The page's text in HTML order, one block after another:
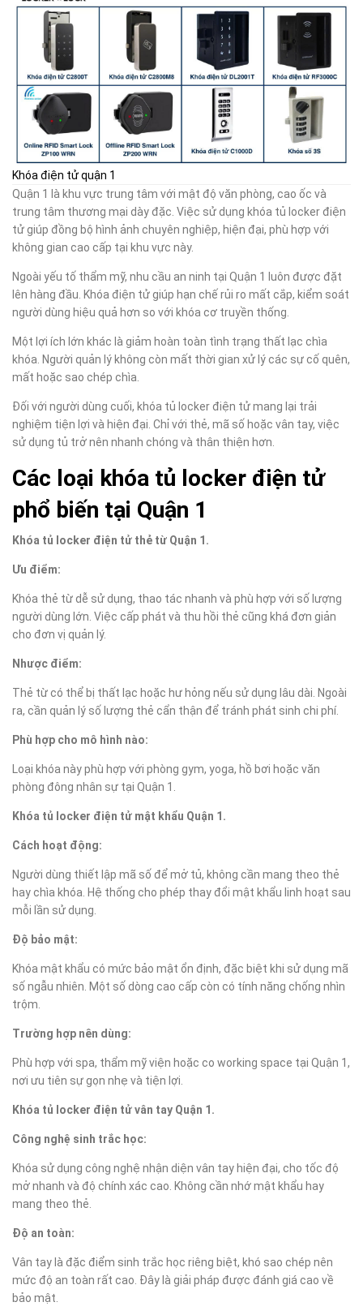
Khóa điện tử quận 1
Quận 1 là khu vực trung tâm với mật độ văn phòng, cao ốc và
trung tâm thương mại dày đặc. Việc sử dụng khóa tủ locker điện
tử giúp đồng bộ hình ảnh chuyên nghiệp, hiện đại, phù hợp với
không gian cao cấp tại khu vực này.
Ngoài yếu tố thẩm mỹ, nhu cầu an ninh tại Quận 1 luôn được đặt
lên hàng đầu. Khóa điện tử giúp hạn chế rủi ro mất cắp, kiểm soát
người dùng hiệu quả hơn so với khóa cơ truyền thống.
Một lợi ích lớn khác là giảm hoàn toàn tình trạng thất lạc chìa
khóa. Người quản lý không còn mất thời gian xử lý các sự cố quên,
mất hoặc sao chép chìa.
Đối với người dùng cuối, khóa tủ locker điện tử mang lại trải
nghiệm tiện lợi và hiện đại. Chỉ với thẻ, mã số hoặc vân tay, việc
sử dụng tủ trở nên nhanh chóng và thân thiện hơn.
Các loại khóa tủ locker điện tử
phổ biến tại Quận 1
Khóa tủ locker điện tử thẻ từ Quận 1.
Ưu điểm:
Khóa thẻ từ dễ sử dụng, thao tác nhanh và phù hợp với số lượng
người dùng lớn. Việc cấp phát và thu hồi thẻ cũng khá đơn giản
cho đơn vị quản lý.
Nhược điểm:
Thẻ từ có thể bị thất lạc hoặc hư hỏng nếu sử dụng lâu dài. Ngoài
ra, cần quản lý số lượng thẻ cẩn thận để tránh phát sinh chi phí.
Phù hợp cho mô hình nào:
Loại khóa này phù hợp với phòng gym, yoga, hồ bơi hoặc văn
phòng đông nhân sự tại Quận 1.
Khóa tủ locker điện tử mật khẩu Quận 1.
Cách hoạt động:
Người dùng thiết lập mã số để mở tủ, không cần mang theo thẻ
hay chìa khóa. Hệ thống cho phép thay đổi mật khẩu linh hoạt sau
mỗi lần sử dụng.
Độ bảo mật:
Khóa mật khẩu có mức bảo mật ổn định, đặc biệt khi sử dụng mã
số ngẫu nhiên. Một số dòng cao cấp còn có tính năng chống nhìn
trộm.
Trường hợp nên dùng:
Phù hợp với spa, thẩm mỹ viện hoặc co working space tại Quận 1,
nơi ưu tiên sự gọn nhẹ và tiện lợi.
Khóa tủ locker điện tử vân tay Quận 1.
Công nghệ sinh trắc học:
Khóa sử dụng công nghệ nhận diện vân tay hiện đại, cho tốc độ
mở nhanh và độ chính xác cao. Không cần nhớ mật khẩu hay
mang theo thẻ.
Độ an toàn:
Vân tay là đặc điểm sinh trắc học riêng biệt, khó sao chép nên
mức độ an toàn rất cao. Đây là giải pháp được đánh giá cao về
bảo mật.